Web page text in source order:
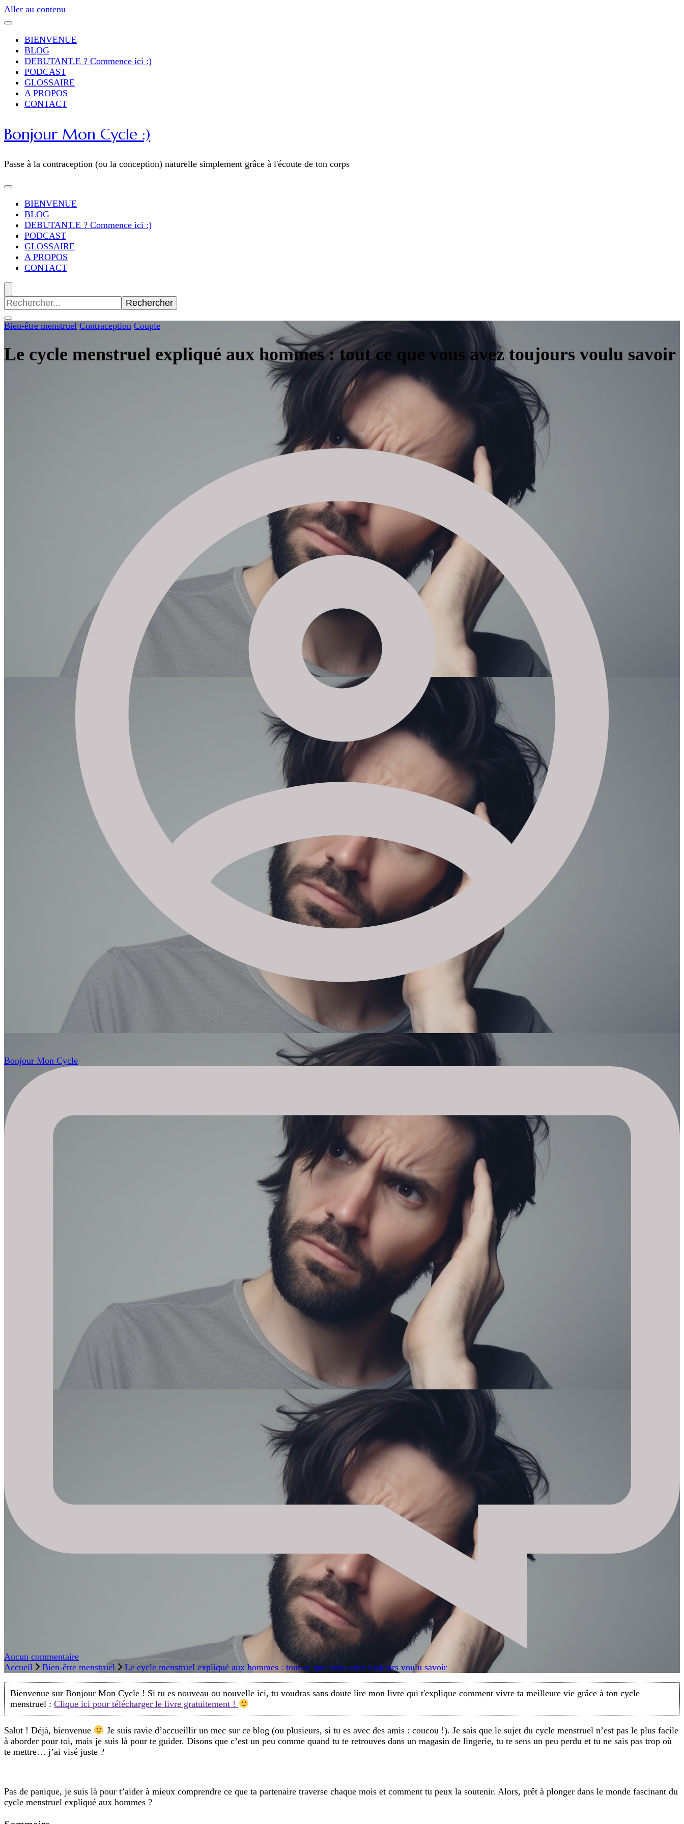
Aller au contenu
BIENVENUE
BLOG
DEBUTANT.E ? Commence ici :)
PODCAST
GLOSSAIRE
A PROPOS
CONTACT
Bonjour Mon Cycle :)
Passe à la contraception (ou la conception) naturelle simplement grâce à l'écoute de ton corps
BIENVENUE
BLOG
DEBUTANT.E ? Commence ici :)
PODCAST
GLOSSAIRE
A PROPOS
CONTACT
Recherche
pour
:Bien-être menstruel Contraception Couple
Le cycle menstruel expliqué aux hommes : tout ce que vous avez toujours voulu savoir
Bonjour Mon Cycle
Aucun commentaireLe
cycle
expliqué
aux
hommes
tout
ce
que
voulu
savoir
Accueil Bien-être menstruel Le cycle menstruel expliqué aux hommes : tout ce que vous avez toujours voulu savoir
Bienvenue sur Bonjour Mon Cycle ! Si tu es nouveau ou nouvelle ici, tu voudras sans doute lire mon livre qui t'explique comment vivre ta meilleure vie grâce à ton cycle
menstruel :Clique ici pour télécharger le livre gratuitement !
Salut ! Déjà, bienvenue
Je suis ravie d’accueillir un mec sur ce blog (ou plusieurs, si tu es avec des amis : coucou !). Je sais que le sujet du cycle menstruel n’est pas le plus facile
à aborder pour toi, mais je suis là pour te guider. Disons que c’est un peu comme quand tu te retrouves dans un magasin de lingerie, tu te sens un peu perdu et tu ne sais pas trop où
te mettre… j’ai visé juste ?
Pas de panique, je suis là pour t’aider à mieux comprendre ce que ta partenaire traverse chaque mois et comment tu peux la soutenir. Alors, prêt à plonger dans le monde fascinant du
cycle menstruel expliqué aux hommes ?